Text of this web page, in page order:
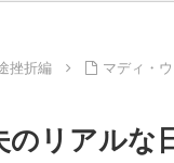
挫折編
マディ・
リアルな